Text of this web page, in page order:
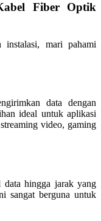
Fiber Optik
instalasi, mari pahami
data dengan
ideal untuk aplikasi
video, gaming
data hingga jarak yang
sangat berguna untuk